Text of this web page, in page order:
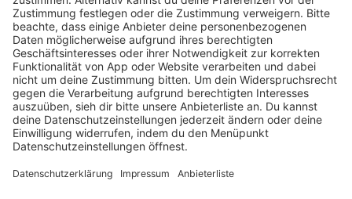
HOME
RADIOS
barba radio
Lagerfeuer
Füße hoch
Schmusekatze
Song Contest
Mädelsabend